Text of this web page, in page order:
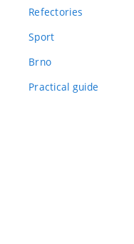
Refectories
Sport
Brno
Practical guide